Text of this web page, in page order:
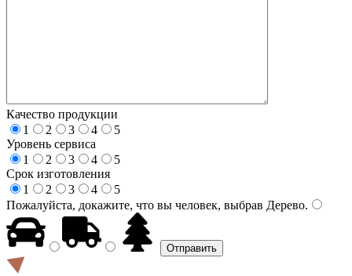
Качество продукции
1
2 3 4
5
Уровень сервиса
1
2 3 4
5
Срок изготовления
1
2 3 4
5
Пожалуйста, докажите, что вы человек, выбрав Дерево.